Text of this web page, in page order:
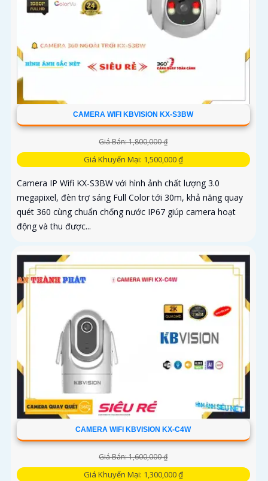
CAMERA WIFI KBVISION KX-S3BW
Giá Bán: 1,800,000 ₫
Giá Khuyến Mại: 1,500,000 ₫
Camera IP Wifi KX-S3BW với hình ảnh chất lượng 3.0
megapixel, đèn trợ sáng Full Color tới 30m, khả năng quay
quét 360 cùng chuẩn chống nước IP67 giúp camera hoạt
động và thu được...
CAMERA WIFI KBVISION KX-C4W
Giá Bán: 1,600,000 ₫
Giá Khuyến Mại: 1,300,000 ₫